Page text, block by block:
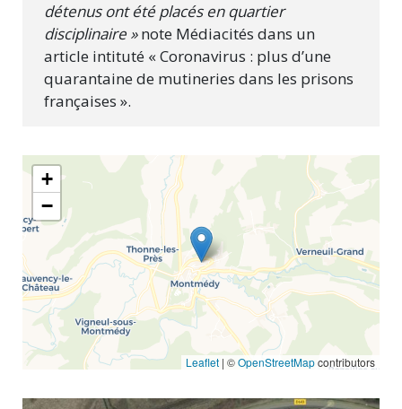
détenus ont été placés en quartier
disciplinaire »note Médiacités dans un
article intituté « Coronavirus : plus d’une
quarantaine de mutineries dans les prisons
françaises ».
+
−
Leaflet | ©OpenStreetMapcontributors